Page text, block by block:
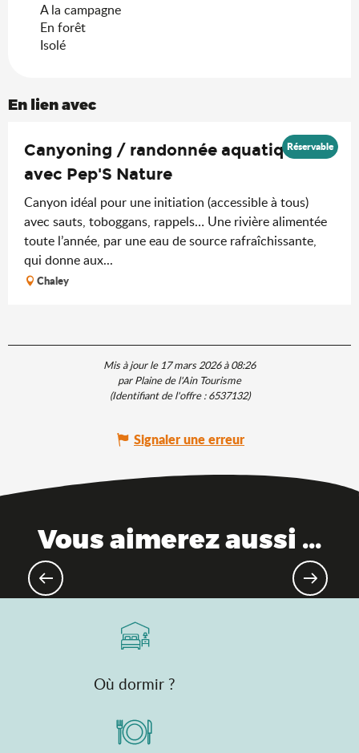
A la campagne
En forêt
Isolé
En lien avec
Canyoning / randonnée aquatique
avec Pep'S Nature
Canyon idéal pour une initiation (accessible à tous)
avec sauts, toboggans, rappels… Une rivière alimentée
toute l’année, par une eau de source rafraîchissante,
qui donne aux...
Chaley
Réservable
Mis à jour le 17 mars 2026 à 08:26
par Plaine de l'Ain Tourisme
(Identifiant de l'offre :6537132)
Signaler une erreur
Vous aimerez aussi ...
Produits emblématiques de l’Ain
Où dormir ?